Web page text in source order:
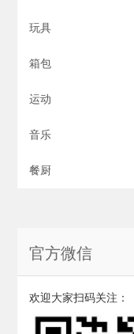
玩具
箱包
运动
音乐
餐厨
官方微信
欢迎大家扫码关注：